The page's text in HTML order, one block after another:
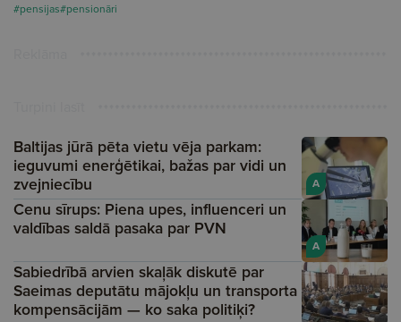
#pensijas#pensionāri
A
Baltijas jūrā pēta vietu vēja parkam:
ieguvumi enerģētikai, bažas par vidi un
zvejniecību
A
Cenu sīrups: Piena upes, influenceri un
valdības saldā pasaka par PVN
Sabiedrībā arvien skaļāk diskutē par
Saeimas deputātu mājokļu un transporta
kompensācijām — ko saka politiķi?